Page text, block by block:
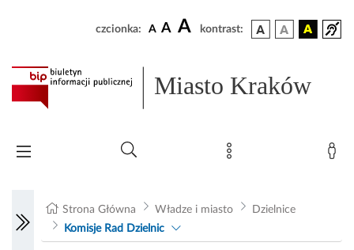
czcionka: A A A kontrast:
Miasto Kraków
Strona Główna Władze i miasto
Dzielnice
Komisje Rad Dzielnic